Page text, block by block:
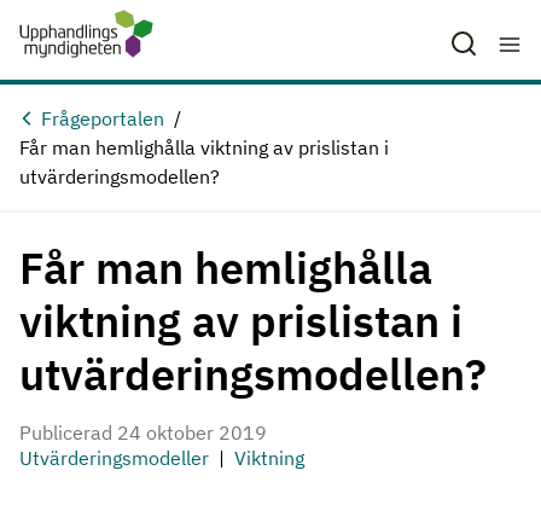
Hoppa till huvudinnehåll
Frågeportalen
Får man hemlighålla viktning av prislistan i
utvärderingsmodellen?
Får man hemlighålla
viktning av prislistan i
utvärderingsmodellen?
Publicerad 24 oktober 2019
Utvärderingsmodeller
Viktning